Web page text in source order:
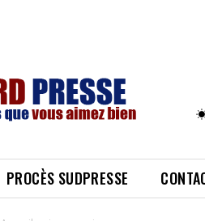
PROCÈS SUDPRESSE